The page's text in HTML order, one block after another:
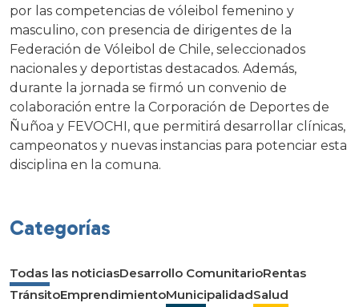
por las competencias de vóleibol femenino y
masculino, con presencia de dirigentes de la
Federación de Vóleibol de Chile, seleccionados
nacionales y deportistas destacados. Además,
durante la jornada se firmó un convenio de
colaboración entre la Corporación de Deportes de
Ñuñoa y FEVOCHI, que permitirá desarrollar clínicas,
campeonatos y nuevas instancias para potenciar esta
disciplina en la comuna.
Categorías
Todas las noticiasDesarrollo ComunitarioRentas
TránsitoEmprendimientoMunicipalidadSalud